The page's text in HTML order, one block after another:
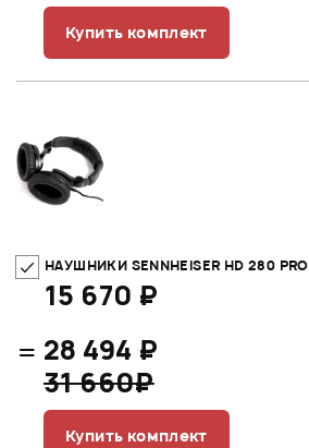
Купить комплект
НАУШНИКИ SENNHEISER HD 280 PRO
15 670 ₽
= 28 494 ₽
31 660₽
Купить комплект